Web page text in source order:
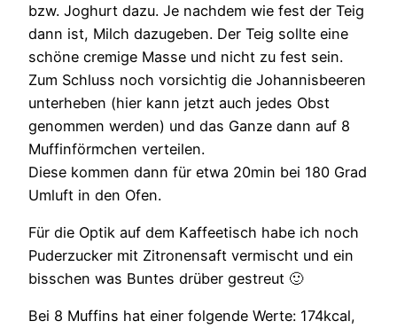
bzw. Joghurt dazu. Je nachdem wie fest der Teig
dann ist, Milch dazugeben. Der Teig sollte eine
schöne cremige Masse und nicht zu fest sein.
Zum Schluss noch vorsichtig die Johannisbeeren
unterheben (hier kann jetzt auch jedes Obst
genommen werden) und das Ganze dann auf 8
Muffinförmchen verteilen.
Diese kommen dann für etwa 20min bei 180 Grad
Umluft in den Ofen.
Für die Optik auf dem Kaffeetisch habe ich noch
Puderzucker mit Zitronensaft vermischt und ein
bisschen was Buntes drüber gestreut 🙂
Bei 8 Muffins hat einer folgende Werte: 174kcal,